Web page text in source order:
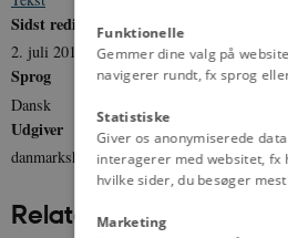
Sidst redigeret
2. juli 2012
Sprog
Dansk
Udgiver
danmarkshistorien.dk
Relateret indhold
Funktionelle
Gemmer dine valg på
navigerer rundt, fx sprog
Statistiske
Giver os anonymiserede
interagerer med websitet, fx
hvilke sider, du besøger
Marketing